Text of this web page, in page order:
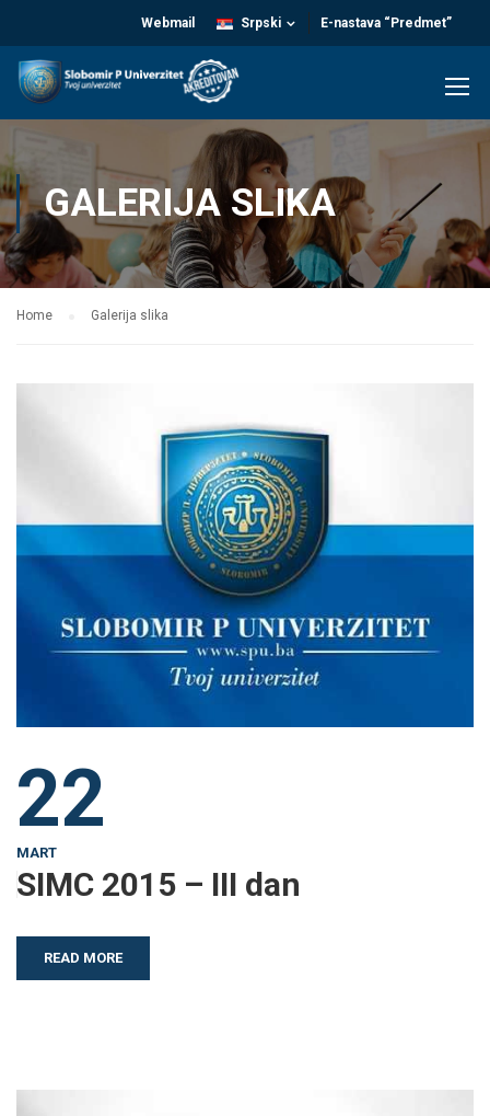
E-nastava “Predmet”
Srpski
Webmail
GALERIJA SLIKA
Home Galerija slika
22
MART
SIMC 2015 – III dan
READ MORE